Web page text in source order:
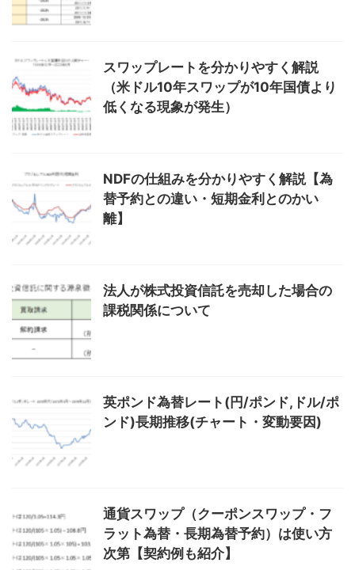
スワップレートを分かりやすく解説
（米ドル10年スワップが10年国債より
低くなる現象が発生）
NDFの仕組みを分かりやすく解説【為
替予約との違い・短期金利とのかい
離】
法人が株式投資信託を売却した場合の
課税関係について
英ポンド為替レート(円/ポンド,ドル/ポ
ンド)長期推移(チャート・変動要因)
通貨スワップ（クーポンスワップ・フ
ラット為替・長期為替予約）は使い方
次第【契約例も紹介】